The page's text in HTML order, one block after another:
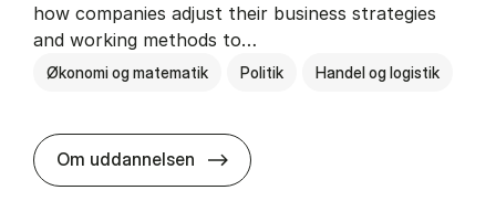
how companies adjust their business strategies
and working methods to…
Økonomi og matematik Politik Handel og logistik
Om uddannelsen BSc in In­ter­na­tion­al Busi­ness